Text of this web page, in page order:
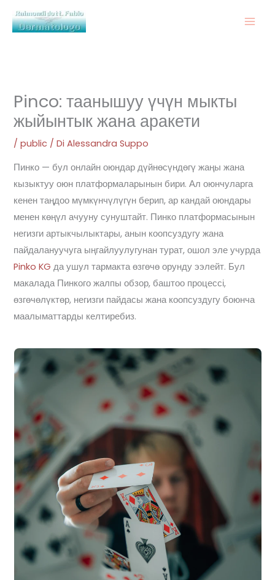
Pinco: таанышуу үчүн мыкты
жыйынтык жана аракети
/public / DiAlessandra Suppo
Пинко — бул онлайн оюндар дүйнөсүндөгү жаңы жана
кызыктуу оюн платформаларынын бири. Ал оюнчуларга
кенен таңдоо мүмкүнчүлүгүн берип, ар кандай оюндары
менен көңүл ачууну сунуштайт. Пинко платформасынын
негизги артыкчылыктары, анын коопсуздугу жана
пайдалануучуга ыңгайлуулугунан турат, ошол эле учурда
Pinko KG да ушул тармакта өзгөчө орунду ээлейт. Бул
макалада Пинкого жалпы обзор, баштоо процессі,
өзгөчөлүктөр, негизги пайдасы жана коопсуздугу боюнча
маалыматтарды келтиребиз.